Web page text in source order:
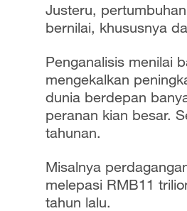
Justeru,
bernilai, khususnya
Penganalisis menilai
mengekalkan
dunia berdepan
peranan kian besar.
tahunan.
Misalnya
melepasi RMB11
tahun lalu.